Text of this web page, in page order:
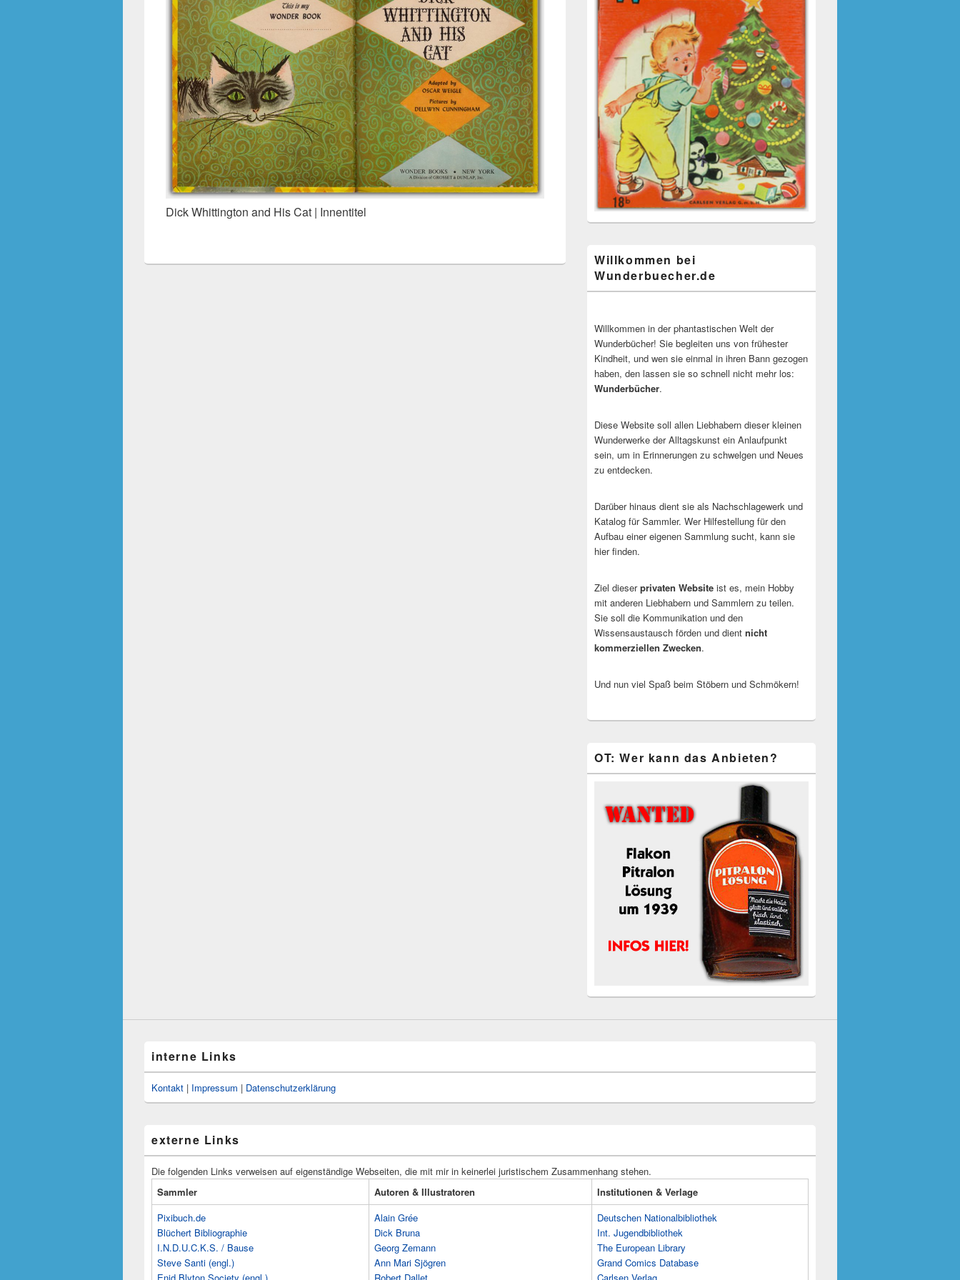
Dick Whittington and His Cat | Innentitel
Willkommen bei
Wunderbuecher.de
Willkommen in der phantastischen Welt der
Wunderbücher! Sie begleiten uns von frühester
Kindheit, und wen sie einmal in ihren Bann gezogen
haben, den lassen sie so schnell nicht mehr los:
Wunderbücher.
Diese Website soll allen Liebhabern dieser kleinen
Wunderwerke der Alltagskunst ein Anlaufpunkt
sein, um in Erinnerungen zu schwelgen und Neues
zu entdecken.
Darüber hinaus dient sie als Nachschlagewerk und
Katalog für Sammler. Wer Hilfestellung für den
Aufbau einer eigenen Sammlung sucht, kann sie
hier finden.
Ziel dieserprivaten Website ist es, mein Hobby
mit anderen Liebhabern und Sammlern zu teilen.
Sie soll die Kommunikation und den
Wissensaustausch förden und dient nicht
kommerziellen Zwecken.
Und nun viel Spaß beim Stöbern und Schmökern!
OT: Wer kann das Anbieten?
interne Links
Kontakt | Impressum | Datenschutzerklärung
externe Links
Die folgenden Links verweisen auf eigenständige Webseiten, die mit mir in keinerlei juristischem Zusammenhang stehen.
Sammler
Autoren & Illustratoren
Institutionen & Verlage
Pixibuch.de
Blüchert Bibliographie
I.N.D.U.C.K.S. / Bause
Steve Santi (engl.)
Alain Grée
Dick Bruna
Georg Zemann
Ann Mari Sjögren
Deutschen Nationalbibliothek
Int. Jugendbibliothek
The European Library
Grand Comics Database